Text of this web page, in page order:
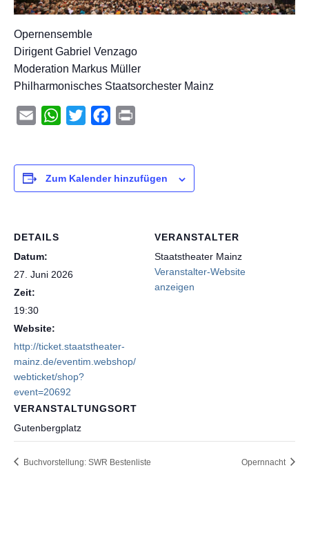
Opernensemble
Dirigent Gabriel Venzago
Moderation Markus Müller
Philharmonisches Staatsorchester Mainz
Email WhatsApp
Twitter Facebook
Zum Kalender hinzufügen
DETAILS
Datum:
27. Juni 2026
Zeit:
19:30
Website:
http://ticket.staatstheater-
mainz.de/eventim.webshop/
webticket/shop?
event=20692
VERANSTALTUNGSORT
Gutenbergplatz
VERANSTALTER
Staatstheater Mainz
Veranstalter-Website
anzeigen
Buchvorstellung: SWR Bestenliste Opernnacht